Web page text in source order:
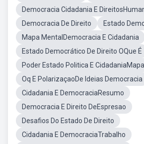
Democracia Cidadania E
Democracia De Direito
Estado
Mapa MentalDemocracia E Cidadania
Estado Democrático De Direito OQue É
Poder Estado Politica E
Oq E PolarizaçaoDe Ideias Democracia
Cidadania E DemocraciaResumo
Democracia E Direito DeEspresao
Desafios Do Estado De Direito
Cidadania E DemocraciaTrabalho